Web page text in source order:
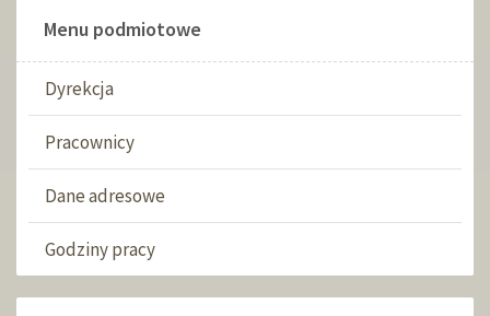
Menu podmiotowe
Dyrekcja
Pracownicy
Dane adresowe
Godziny pracy